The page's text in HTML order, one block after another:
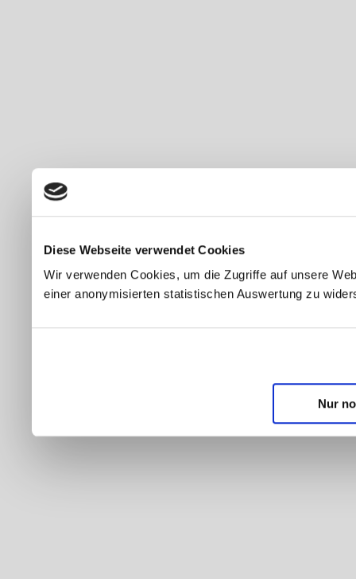
Diese Webseite verwendet Cookies
Wir verwenden Cookies, um die Zugriffe auf unsere
einer anonymisierten statistischen Auswertung zu
Nur